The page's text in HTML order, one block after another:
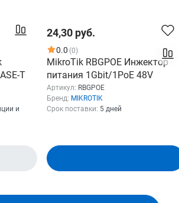
T
и
24,30 руб.
0.0 (0)
MikroTik RBGPOE Инжектор
питания 1Gbit/1PoE 48V
Артикул: RBGPOE
Бренд: MIKROTIK
Срок поставки: 5 дней